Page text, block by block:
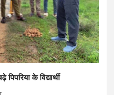
के विद्यार्थी